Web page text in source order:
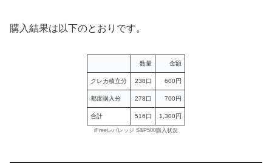
購入結果は以下のとおりです。
数量 金額
クレカ積立分 238口 600円
都度購入分 278口 700円
合計 516口 1,300円
iFreeレバレッジ S&P500購入状況